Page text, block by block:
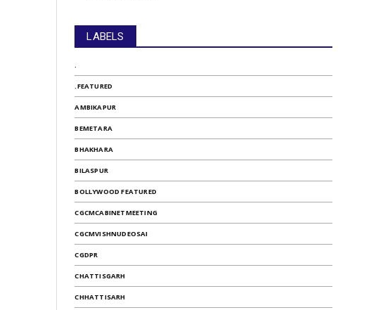
LABELS
.
.FEATURED
AMBIKAPUR
BEMETARA
BHAKHARA
BILASPUR
BOLLYWOOD FEATURED
CGCMCABINETMEETING
CGCMVISHNUDEOSAI
CGDPR
CHATTISGARH
CHHATTISARH